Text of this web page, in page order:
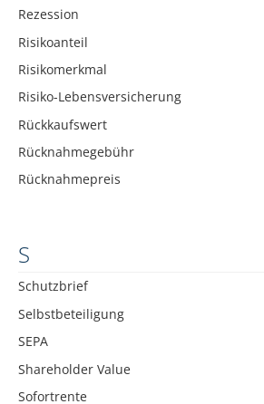
Rezession
Risikoanteil
Risikomerkmal
Risiko-Lebensversicherung
Rückkaufswert
Rücknahmegebühr
Rücknahmepreis
S
Schutzbrief
Selbstbeteiligung
SEPA
Shareholder Value
Sofortrente